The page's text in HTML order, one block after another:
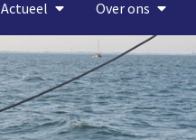
Actueel Over ons